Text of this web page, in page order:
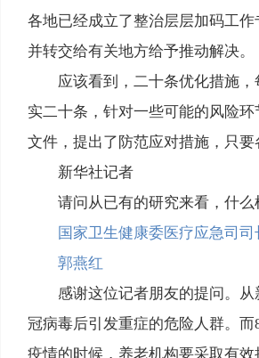
各地已经成立了整治层层加码工
并转交给有关地方给予推动解决。
应该看到，二十条优化措施
实二十条，针对一些可能的风险
文件，提出了防范应对措施，只
新华社记者
请问从已有的研究来看，什
国家卫生健康委医疗应急司司
郭燕红
感谢这位记者朋友的提问。
冠病毒后引发重症的危险人群。
疫情的时候，养老机构要采取有